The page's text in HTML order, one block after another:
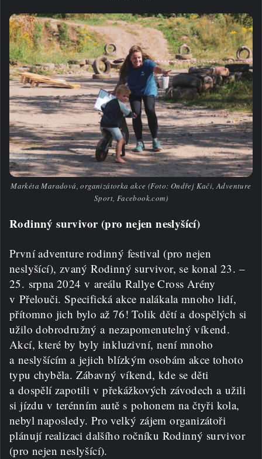
Markéta Maradová, organizátorka akce (Foto: Ondřej Kači, Adventure
Sport, Facebook.com)
Rodinný survivor (pro nejen neslyšící)
První adventure rodinný festival (pro nejen
neslyšící), zvaný Rodinný survivor, se konal 23. –
25. srpna 2024 v areálu Rallye Cross Arény
v Přelouči. Specifická akce nalákala mnoho lidí,
přítomno jich bylo až 76! Tolik dětí a dospělých si
užilo dobrodružný a nezapomenutelný víkend.
Akcí, které by byly inkluzivní, není mnoho
a neslyšícím a jejich blízkým osobám akce tohoto
typu chyběla. Zábavný víkend, kde se děti
a dospělí zapotili v překážkových závodech a užili
si jízdu v terénním autě s pohonem na čtyři kola,
nebyl naposledy. Pro velký zájem organizátoři
plánují realizaci dalšího ročníku Rodinný survivor
(pro nejen neslyšící).